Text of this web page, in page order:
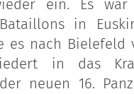
ein. Es
in
es nach Bielefeld
in das
neuen 16.